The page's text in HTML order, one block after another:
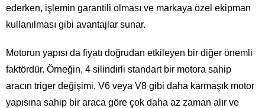
ederken, işlemin garantili olması ve markaya özel ekipman
kullanılması gibi avantajlar sunar.
Motorun yapısı da fiyatı doğrudan etkileyen bir diğer önemli
faktördür. Örneğin, 4 silindirli standart bir motora sahip
aracın triger değişimi, V6 veya V8 gibi daha karmaşık motor
yapısına sahip bir araca göre çok daha az zaman alır ve